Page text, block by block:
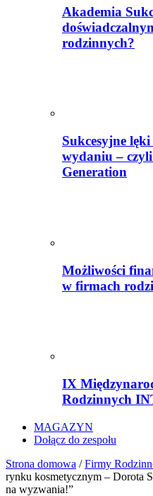
Akademia
rodzinnych?
Sukcesyjne
wydaniu –
Generation
Możliwości
w firmach
IX
Rodzinnych
MAGAZYN
Dołącz do zespołu
Strona domowa / Firmy
rynku kosmetycznym – Dorota
na wyzwania!”